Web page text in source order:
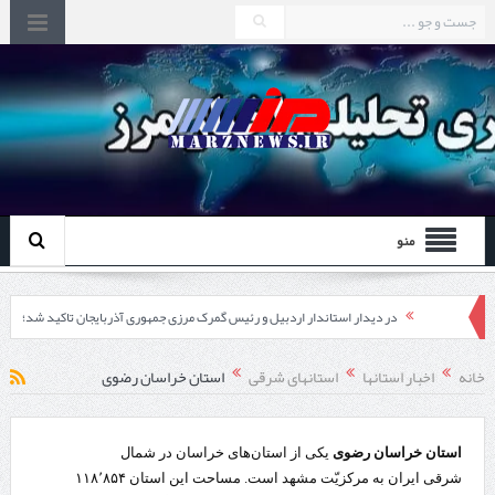
منو
در دیدار استاندار اردبیل و رئیس گمرک مرزی جمهوری آذربایجان تاکید شد؛
توسعه همکاری گمرک‌های مرزی ایران و جمهوری آذربایجان ضرورت دارد
چابهار، جایی که دریا به زندگی سلام می‌کند
گزارش ویژه؛
طرز تهیه خورش خلال کرمانشاهی +نکات و فوت وفن‌ها
خانه اخبار استانها استانهای شرقی استان خراسان رضوی
استان خراسان رضوییکی از استان‌های خراسان در شمال
شرقی ایران به مرکزیّت مشهد است. مساحت این استان ۱۱۸٬۸۵۴